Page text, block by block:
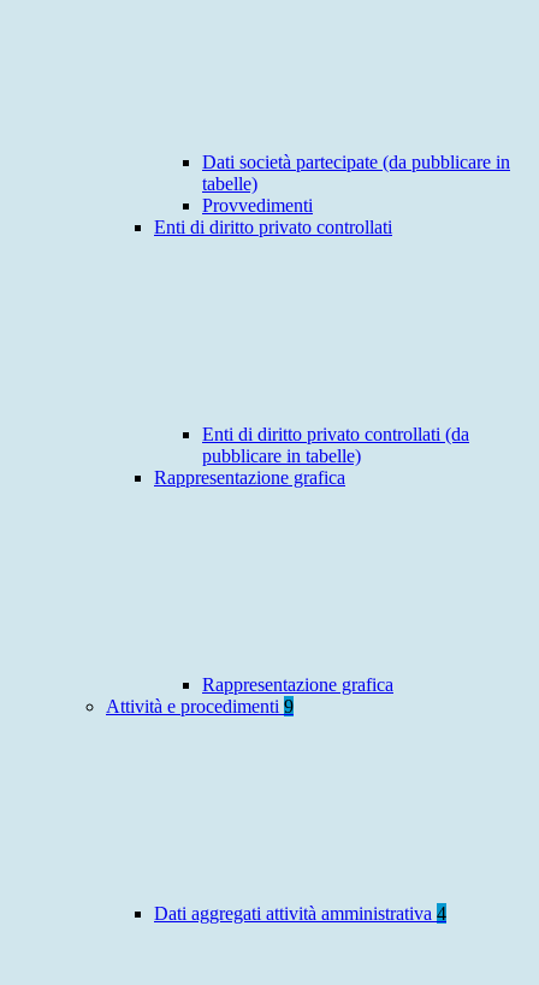
Dati società partecipate (da pubblicare in
tabelle)
Provvedimenti
Enti di diritto privato controllati
Enti di diritto privato controllati (da
pubblicare in tabelle)
Rappresentazione grafica
Rappresentazione grafica
Attività e procedimenti 9
Dati aggregati attività amministrativa 4